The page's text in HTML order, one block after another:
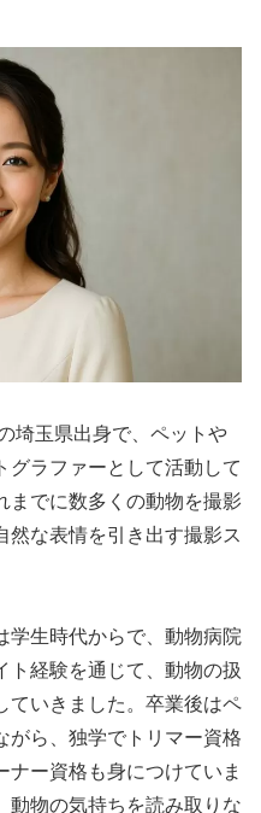
埼玉県出身で、ペットや
グラファーとして活動して
までに数多くの動物を撮影
然な表情を引き出す撮影ス
学生時代からで、動物病院
ト経験を通じて、動物の扱
ていきました。卒業後はペ
がら、独学でトリマー資格
ナー資格も身につけていま
動物の気持ちを読み取りな